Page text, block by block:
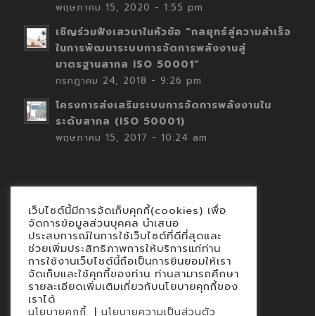
พฤษภาคม 15, 2020 - 1:55 pm
เชิญร่วมฟังเสวนาในหัวข้อ “กลยุทธ์สู่ความสำเร็จ
ในการพัฒนาระบบการจัดการพลังงานสู่
มาตรฐานสากล ISO 50001”
กรกฎาคม 24, 2018 - 9:26 pm
โครงการส่งเสริมระบบการจัดการพลังงานใน
ระดับสากล (ISO 50001)
พฤษภาคม 15, 2017 - 10:24 am
Contact
นโยบายคุกกี้
นโยบายข้อมูลส่วนบุคคล
เว็บไซต์นี้มีการจัดเก็บคุกกี้(cookies) เพื่อ
จัดการข้อมูลส่วนบุคคล นำเสนอ
ประสบการณ์ในการใช้เว็บไซต์ที่ดีที่สุดและ
ช่วยเพิ่มประสิทธิภาพการให้บริการแก่ท่าน
การใช้งานเว็บไซต์นี้ถือเป็นการยินยอมให้เรา
จัดเก็บและใช้คุกกี้ของท่าน ท่านสามารถศึกษา
รายละเอียดเพิ่มเติมเกี่ยวกับนโยบายคุกกี้ของ
เราได้
นโยบายคุกกี้ | นโยบายความเป็นส่วนตัว